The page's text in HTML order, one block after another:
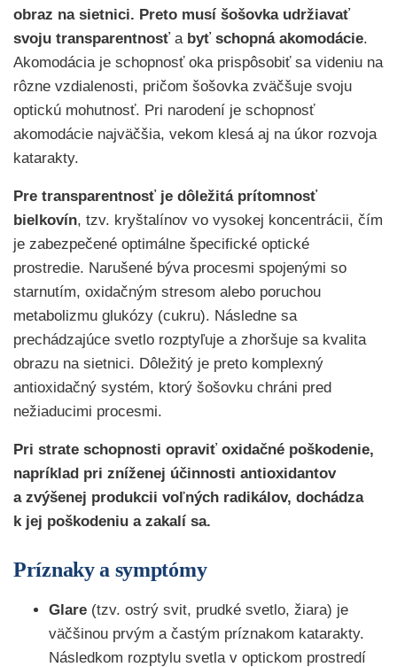
obraz na sietnici. Preto musí šošovka udržiavať
svoju transparentnosťa byť schopná akomodácie.
Akomodácia je schopnosť oka prispôsobiť sa videniu na
rôzne vzdialenosti, pričom šošovka zväčšuje svoju
optickú mohutnosť. Pri narodení je schopnosť
akomodácie najväčšia, vekom klesá aj na úkor rozvoja
katarakty.
Pre transparentnosť je dôležitá prítomnosť
bielkovín, tzv. kryštalínov vo vysokej koncentrácii, čím
je zabezpečené optimálne špecifické optické
prostredie. Narušené býva procesmi spojenými so
starnutím, oxidačným stresom alebo poruchou
metabolizmu glukózy (cukru). Následne sa
prechádzajúce svetlo rozptyľuje a zhoršuje sa kvalita
obrazu na sietnici. Dôležitý je preto komplexný
antioxidačný systém, ktorý šošovku chráni pred
nežiaducimi procesmi.
Pri strate schopnosti opraviť oxidačné poškodenie,
napríklad pri zníženej účinnosti antioxidantov
a zvýšenej produkcii voľných radikálov, dochádza
k jej poškodeniu a zakalí sa.
Príznaky a symptómy
Glare (tzv. ostrý svit, prudké svetlo, žiara) je
väčšinou prvým a častým príznakom katarakty.
Následkom rozptylu svetla v optickom prostredí